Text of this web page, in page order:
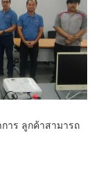
การ ลูกค้าสามารถ